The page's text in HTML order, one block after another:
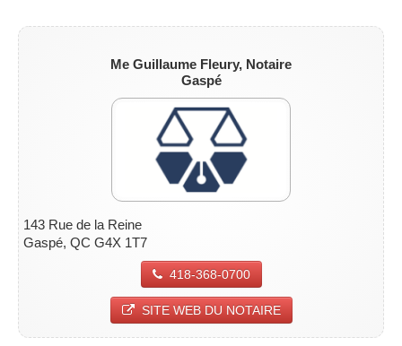
Me Guillaume Fleury, Notaire
Gaspé
143 Rue de la Reine
Gaspé, QC G4X 1T7
418-368-0700
SITE WEB DU NOTAIRE